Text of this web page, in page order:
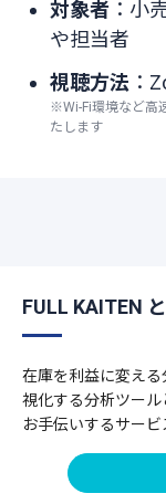
対象者 ：小
や担当者
視聴方法 ：
※Wi-Fi環境など高
たします
FULL KAITEN
在庫を利益に変え
視化する分析ツー
お手伝いするサービ